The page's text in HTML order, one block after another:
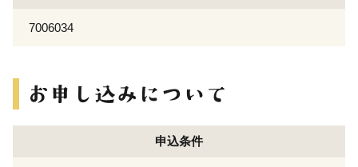
7006034
申込条件